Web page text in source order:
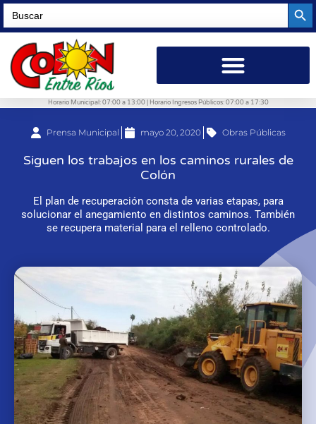
Search
for:
Horario Municipal: 07:00 a 13:00 | Horario Ingresos Públicos: 07:00 a 17:30
Prensa Municipal mayo 20, 2020 Obras Públicas
Siguen los trabajos en los caminos rurales de
Colón
El plan de recuperación consta de varias etapas, para
solucionar el anegamiento en distintos caminos. También
se recupera material para el relleno controlado.